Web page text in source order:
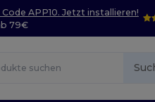
APP10. Jetzt installieren!
79€